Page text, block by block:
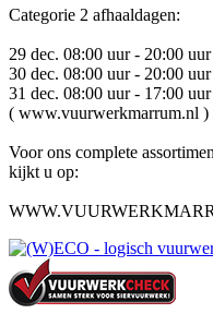
Categorie 2 afhaaldagen:
29 dec. 08:00 uur - 20:00 uur
30 dec. 08:00 uur - 20:00 uur
31 dec. 08:00 uur - 17:00 uur
( www.vuurwerkmarrum.nl )
Voor ons complete
kijkt u op: